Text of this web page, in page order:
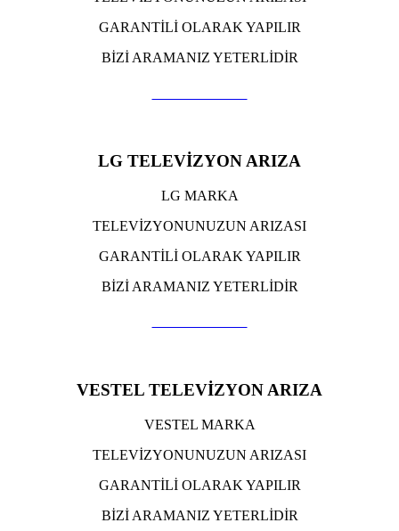
GARANTİLİ OLARAK YAPILIR
BİZİ ARAMANIZ YETERLİDİR
LG TELEVİZYON ARIZA
LG MARKA
TELEVİZYONUNUZUN ARIZASI
GARANTİLİ OLARAK YAPILIR
BİZİ ARAMANIZ YETERLİDİR
VESTEL TELEVİZYON ARIZA
VESTEL MARKA
TELEVİZYONUNUZUN ARIZASI
GARANTİLİ OLARAK YAPILIR
BİZİ ARAMANIZ YETERLİDİR